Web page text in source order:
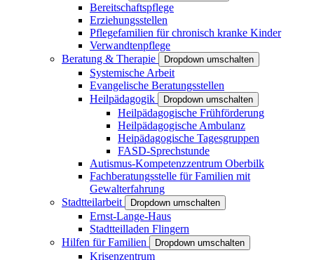
Bereitschaftspflege
Erziehungsstellen
Pflegefamilien für chronisch kranke Kinder
Verwandtenpflege
Beratung & Therapie
Dropdown umschalten
Systemische Arbeit
Evangelische Beratungsstellen
Heilpädagogik
Dropdown umschalten
Heilpädagogische Frühförderung
Heilpädagogische Ambulanz
Heipädagogische Tagesgruppen
FASD-Sprechstunde
Autismus-Kompetenzzentrum Oberbilk
Fachberatungsstelle für Familien mit
Gewalterfahrung
Stadtteilarbeit
Dropdown umschalten
Ernst-Lange-Haus
Stadtteilladen Flingern
Hilfen für Familien
Dropdown umschalten
Krisenzentrum